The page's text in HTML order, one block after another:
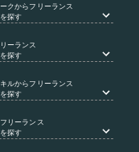
クからフリーランス
探す
ーランス
探す
ルからフリーランス
探す
リーランス
探す